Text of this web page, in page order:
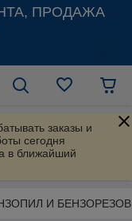
ПРОДАЖА
заказы и
сегодня
в ближайший
И БЕНЗОРЕЗОВ